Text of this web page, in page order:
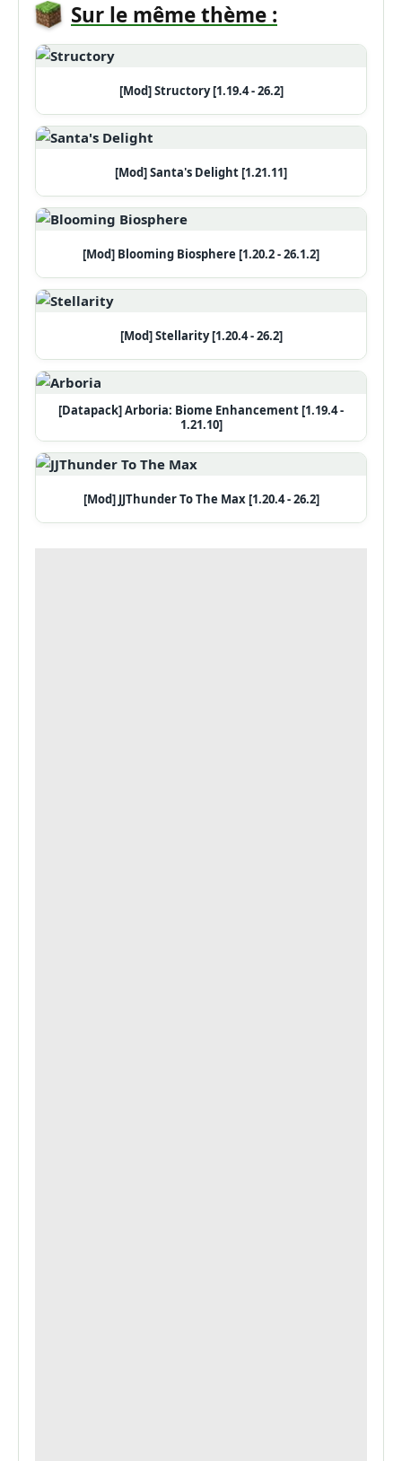
Sur le même thème :
[Mod] Structory [1.19.4 - 26.2]
[Mod] Santa's Delight [1.21.11]
[Mod] Blooming Biosphere [1.20.2 - 26.1.2]
[Mod] Stellarity [1.20.4 - 26.2]
[Datapack] Arboria: Biome Enhancement [1.19.4 -
1.21.10]
[Mod] JJThunder To The Max [1.20.4 - 26.2]